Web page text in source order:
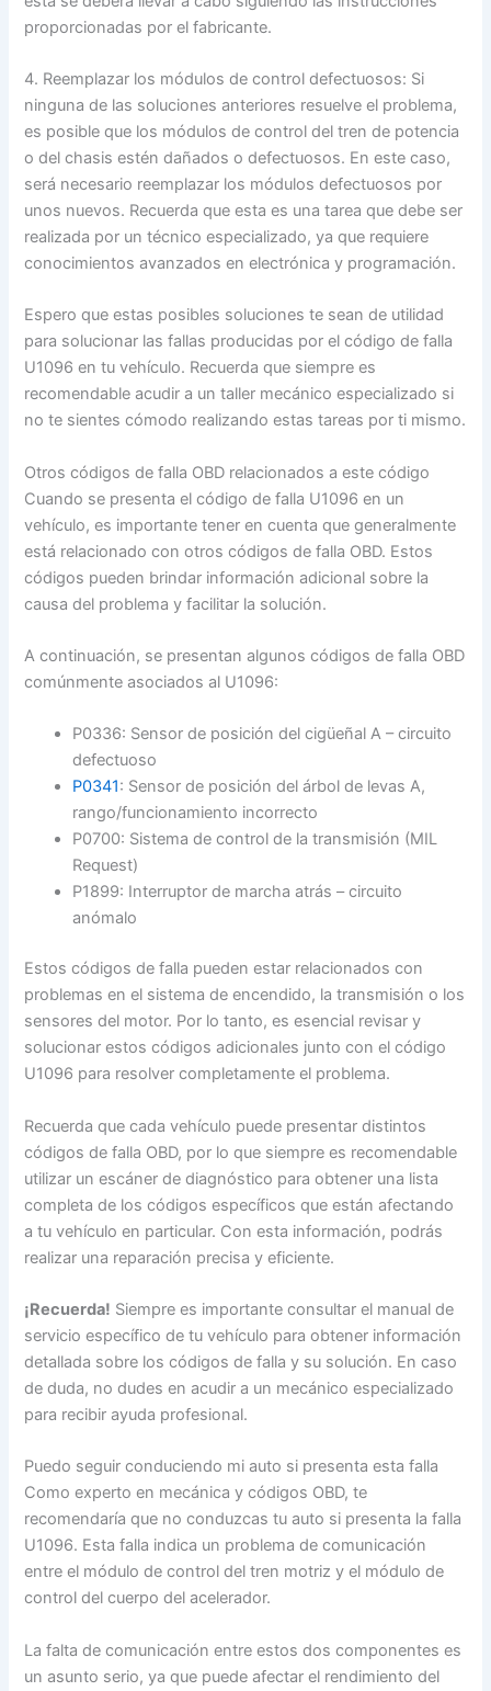
proporcionadas por el fabricante.
4. Reemplazar los módulos de control defectuosos: Si
ninguna de las soluciones anteriores resuelve el problema,
es posible que los módulos de control del tren de potencia
o del chasis estén dañados o defectuosos. En este caso,
será necesario reemplazar los módulos defectuosos por
unos nuevos. Recuerda que esta es una tarea que debe ser
realizada por un técnico especializado, ya que requiere
conocimientos avanzados en electrónica y programación.
Espero que estas posibles soluciones te sean de utilidad
para solucionar las fallas producidas por el código de falla
U1096 en tu vehículo. Recuerda que siempre es
recomendable acudir a un taller mecánico especializado si
no te sientes cómodo realizando estas tareas por ti mismo.
Otros códigos de falla OBD relacionados a este código
Cuando se presenta el código de falla U1096 en un
vehículo, es importante tener en cuenta que generalmente
está relacionado con otros códigos de falla OBD. Estos
códigos pueden brindar información adicional sobre la
causa del problema y facilitar la solución.
A continuación, se presentan algunos códigos de falla OBD
comúnmente asociados al U1096:
P0336: Sensor de posición del cigüeñal A – circuito
defectuoso
P0341: Sensor de posición del árbol de levas A,
rango/funcionamiento incorrecto
P0700: Sistema de control de la transmisión (MIL
Request)
P1899: Interruptor de marcha atrás – circuito
anómalo
Estos códigos de falla pueden estar relacionados con
problemas en el sistema de encendido, la transmisión o los
sensores del motor. Por lo tanto, es esencial revisar y
solucionar estos códigos adicionales junto con el código
U1096 para resolver completamente el problema.
Recuerda que cada vehículo puede presentar distintos
códigos de falla OBD, por lo que siempre es recomendable
utilizar un escáner de diagnóstico para obtener una lista
completa de los códigos específicos que están afectando
a tu vehículo en particular. Con esta información, podrás
realizar una reparación precisa y eficiente.
¡Recuerda! Siempre es importante consultar el manual de
servicio específico de tu vehículo para obtener información
detallada sobre los códigos de falla y su solución. En caso
de duda, no dudes en acudir a un mecánico especializado
para recibir ayuda profesional.
Puedo seguir conduciendo mi auto si presenta esta falla
Como experto en mecánica y códigos OBD, te
recomendaría que no conduzcas tu auto si presenta la falla
U1096. Esta falla indica un problema de comunicación
entre el módulo de control del tren motriz y el módulo de
control del cuerpo del acelerador.
La falta de comunicación entre estos dos componentes es
un asunto serio, ya que puede afectar el rendimiento del